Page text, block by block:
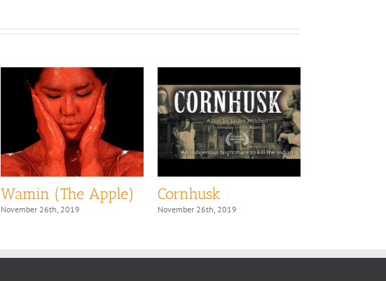
Wamin (The Apple)
November 26th, 2019
Cornhusk
November 26th, 2019